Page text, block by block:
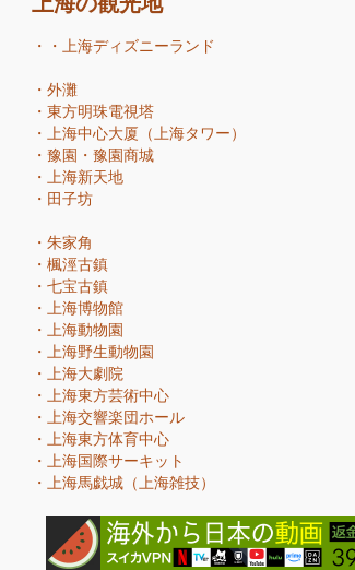
・・ 上海ディズニーランド
・ 外灘
・ 東方明珠電視塔
・ 上海中心大厦（上海タワー）
・ 豫園・豫園商城
・ 上海新天地
・ 田子坊
・ 朱家角
・ 楓涇古鎮
・ 七宝古鎮
・ 上海博物館
・ 上海動物園
・ 上海野生動物園
・ 上海大劇院
・ 上海東方芸術中心
・ 上海交響楽団ホール
・ 上海東方体育中心
・ 上海国際サーキット
・ 上海馬戯城（上海雑技）